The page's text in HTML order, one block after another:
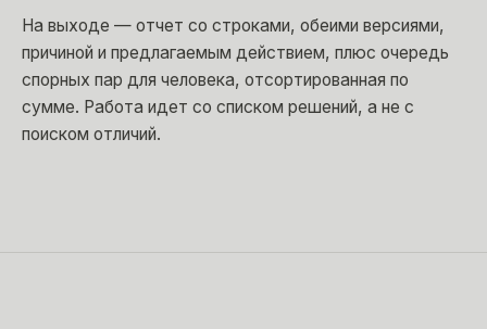
На выходе — отчет со строками, обеими версиями,
причиной и предлагаемым действием, плюс очередь
спорных пар для человека, отсортированная по
сумме. Работа идет со списком решений, а не с
поиском отличий.